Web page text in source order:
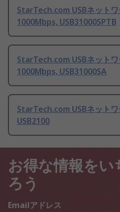
StarTech.com USBネット
1000Mbps, USB31000SPTB
StarTech.com USBネット
1000Mbps, USB31000SA
StarTech.com USBネット
USB2100
お得な情報を
ろう
Emailアドレス